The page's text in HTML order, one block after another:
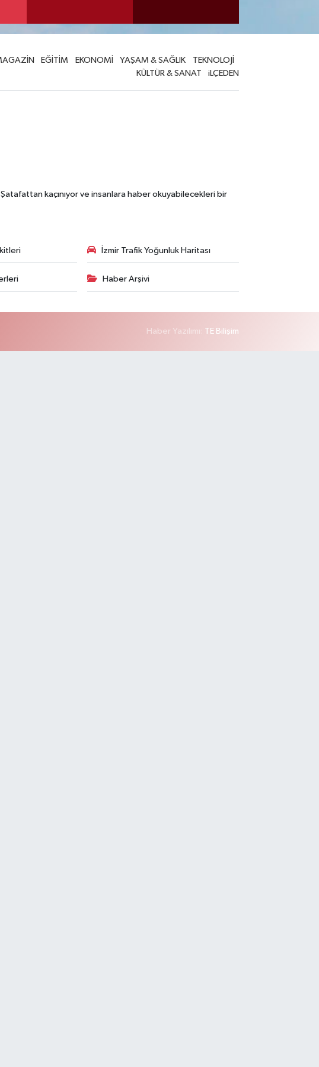
EĞİTİM EKONOMİ YAŞAM & SAĞLIK
TEKNOLOJİ
KÜLTÜR & SANAT
iLÇEDEN
kaçınıyor ve insanlara haber okuyabilecekleri bir
İzmir Trafik Yoğunluk Haritası
Haber Arşivi
Haber Yazılımı: TE Bilişim